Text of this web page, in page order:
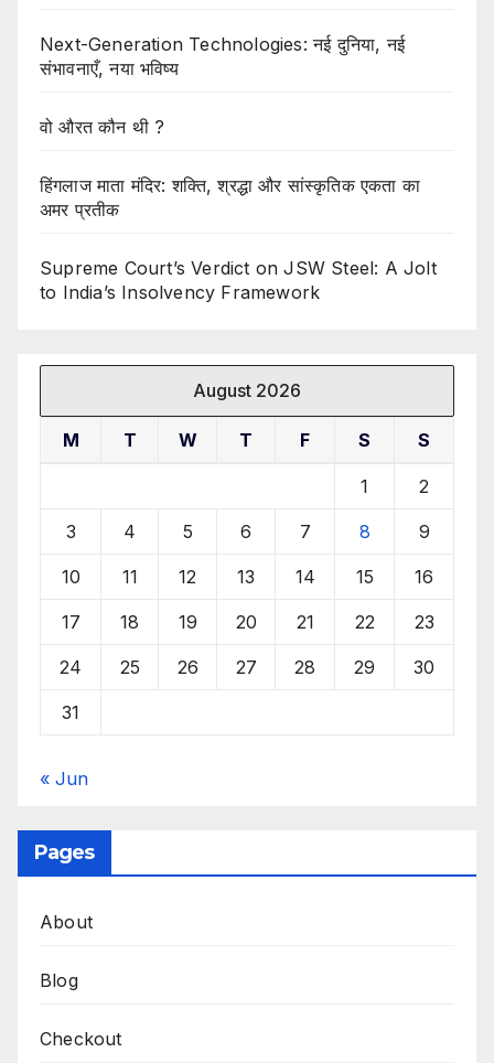
Next-Generation Technologies: नई दुनिया, नई
संभावनाएँ, नया भविष्य
वो औरत कौन थी ?
हिंगलाज माता मंदिर: शक्ति, श्रद्धा और सांस्कृतिक एकता का
अमर प्रतीक
Supreme Court’s Verdict on JSW Steel: A Jolt
to India’s Insolvency Framework
August 2026
M T W T F S S
1 2
3 4 5 6 7 8 9
10 11 12 13 14 15 16
17 18 19 20 21 22 23
24 25 26 27 28 29 30
31
« Jun
Pages
About
Blog
Checkout